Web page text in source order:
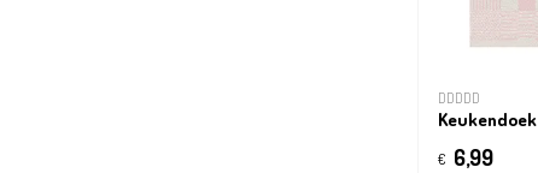
DDDDD
Keukendoek
€ 6,99